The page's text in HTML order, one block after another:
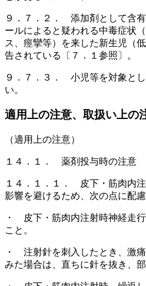
９．７．２． 添加剤として含
ールによると疑われる中毒症状
ス、痙攣等）を来した新生児（
告されている〔７．１参照〕。
９．７．３． 小児等を対象と
い。
適用上の注意、取扱い上の
（適用上の注意）
１４．１． 薬剤投与時の注意
１４．１．１． 皮下・筋肉内
影響を避けるため、次の点に配慮
・ 皮下・筋肉内注射時神経走
こと。
・ 注射針を刺入したとき、激
みた場合は、直ちに針を抜き、